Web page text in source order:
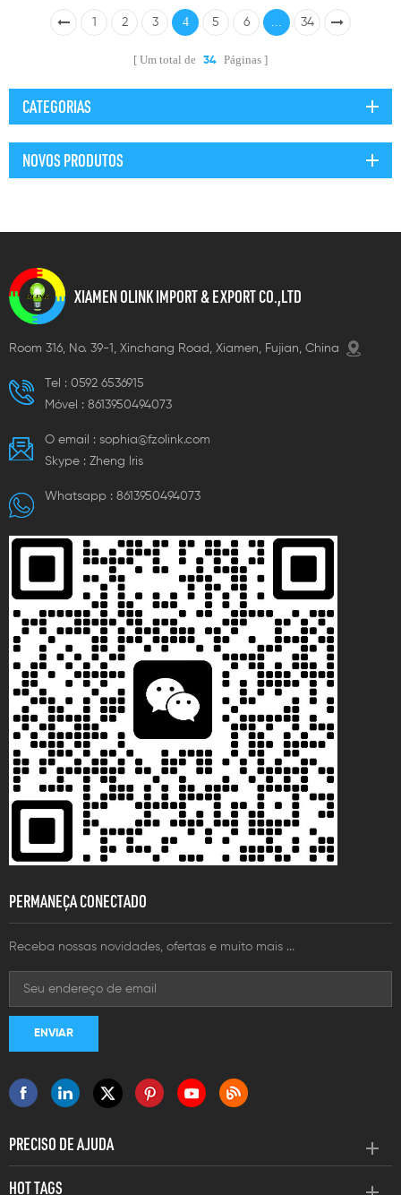
d'água
1 2 3 4 5 6 ... 34
Um total de 34 Páginas
CATEGORIAS
NOVOS PRODUTOS
XIAMEN OLINK IMPORT & EXPORT CO.,LTD
Room 316, No. 39-1, Xinchang Road, Xiamen, Fujian, China
Tel : 0592 6536915
Móvel : 8613950494073
O email : sophia@fzolink.com
Skype : Zheng lris
Whatsapp : 8613950494073
PERMANEÇA CONECTADO
Receba nossas novidades, ofertas e muito mais ...
PRECISO DE AJUDA
HOT TAGS